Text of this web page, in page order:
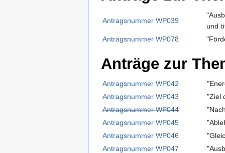
Antragsnummer WP039
und
Antragsnummer WP078
Anträge zur
Antragsnummer WP042
Antragsnummer WP043
"Ziel
Antragsnummer WP044
Antragsnummer WP045
Antragsnummer WP046
Antragsnummer WP047